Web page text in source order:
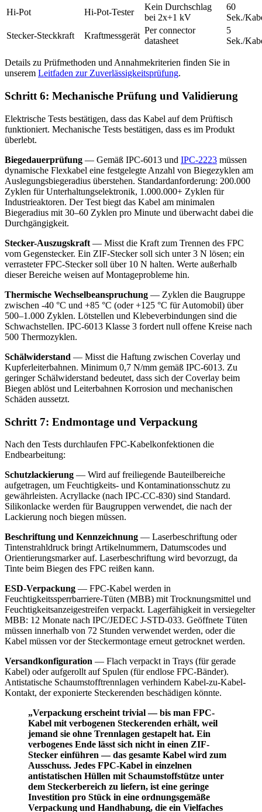
Hi-Pot
Hi-Pot-Tester
Kein Durchschlag
bei 2x+1 kV
60
Sek./
Stecker-Steckkraft
Kraftmessgerät
Per connector
datasheet
5
Sek./
Details zu Prüfmethoden und Annahmekriterien finden Sie in
unserem Leitfaden zur Zuverlässigkeitsprüfung.
Schritt 6: Mechanische Prüfung und Validierung
Elektrische Tests bestätigen, dass das Kabel auf dem Prüftisch
funktioniert. Mechanische Tests bestätigen, dass es im Produkt
überlebt.
Biegedauerprüfung — Gemäß IPC-6013 und IPC-2223 müssen
dynamische Flexkabel eine festgelegte Anzahl von Biegezyklen am
Auslegungsbiegeradius überstehen. Standardanforderung: 200.000
Zyklen für Unterhaltungselektronik, 1.000.000+ Zyklen für
Industrieaktoren. Der Test biegt das Kabel am minimalen
Biegeradius mit 30–60 Zyklen pro Minute und überwacht dabei die
Durchgängigkeit.
Stecker-Auszugskraft — Misst die Kraft zum Trennen des FPC
vom Gegenstecker. Ein ZIF-Stecker soll sich unter 3 N lösen; ein
verrasteter FPC-Stecker soll über 10 N halten. Werte außerhalb
dieser Bereiche weisen auf Montageprobleme hin.
Thermische Wechselbeanspruchung — Zyklen die Baugruppe
zwischen -40 °C und +85 °C (oder +125 °C für Automobil) über
500–1.000 Zyklen. Lötstellen und Klebeverbindungen sind die
Schwachstellen. IPC-6013 Klasse 3 fordert null offene Kreise nach
500 Thermozyklen.
Schälwiderstand — Misst die Haftung zwischen Coverlay und
Kupferleiterbahnen. Minimum 0,7 N/mm gemäß IPC-6013. Zu
geringer Schälwiderstand bedeutet, dass sich der Coverlay beim
Biegen ablöst und Leiterbahnen Korrosion und mechanischen
Schäden aussetzt.
Schritt 7: Endmontage und Verpackung
Nach den Tests durchlaufen FPC-Kabelkonfektionen die
Endbearbeitung:
Schutzlackierung — Wird auf freiliegende Bauteilbereiche
aufgetragen, um Feuchtigkeits- und Kontaminationsschutz zu
gewährleisten. Acryllacke (nach IPC-CC-830) sind Standard.
Silikonlacke werden für Baugruppen verwendet, die nach der
Lackierung noch biegen müssen.
Beschriftung und Kennzeichnung — Laserbeschriftung oder
Tintenstrahldruck bringt Artikelnummern, Datumscodes und
Orientierungsmarker auf. Laserbeschriftung wird bevorzugt, da
Tinte beim Biegen des FPC reißen kann.
ESD-Verpackung — FPC-Kabel werden in
Feuchtigkeitssperrbarriere-Tüten (MBB) mit Trocknungsmittel und
Feuchtigkeitsanzeigestreifen verpackt. Lagerfähigkeit in versiegelter
MBB: 12 Monate nach IPC/JEDEC J-STD-033. Geöffnete Tüten
müssen innerhalb von 72 Stunden verwendet werden, oder die
Kabel müssen vor der Steckermontage erneut getrocknet werden.
Versandkonfiguration — Flach verpackt in Trays (für gerade
Kabel) oder aufgerollt auf Spulen (für endlose FPC-Bänder).
Antistatische Schaumstofftrennlagen verhindern Kabel-zu-Kabel-
Kontakt, der exponierte Steckerenden beschädigen könnte.
„Verpackung erscheint trivial — bis man FPC-
Kabel mit verbogenen Steckerenden erhält, weil
jemand sie ohne Trennlagen gestapelt hat. Ein
verbogenes Ende lässt sich nicht in einen ZIF-
Stecker einführen — das gesamte Kabel wird zum
Ausschuss. Jedes FPC-Kabel in einzelnen
antistatischen Hüllen mit Schaumstoffstütze unter
dem Steckerbereich zu liefern, ist eine geringe
Investition pro Stück in eine ordnungsgemäße
Verpackung und Handhabung, die ein Vielfaches